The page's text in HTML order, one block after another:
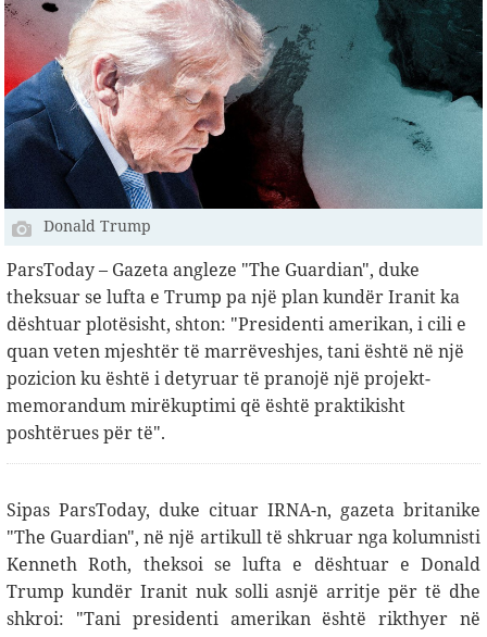
Donald Trump
ParsToday – Gazeta angleze "The Guardian", duke
theksuar se lufta e Trump pa një plan kundër Iranit ka
dështuar plotësisht, shton: "Presidenti amerikan, i cili e
quan veten mjeshtër të marrëveshjes, tani është në një
pozicion ku është i detyruar të pranojë një projekt-
memorandum mirëkuptimi që është praktikisht
poshtërues për të".
Sipas ParsToday, duke cituar IRNA-n, gazeta britanike
"The Guardian", në një artikull të shkruar nga kolumnisti
Kenneth Roth, theksoi se lufta e dështuar e Donald
Trump kundër Iranit nuk solli asnjë arritje për të dhe
shkroi: "Tani presidenti amerikan është rikthyer në